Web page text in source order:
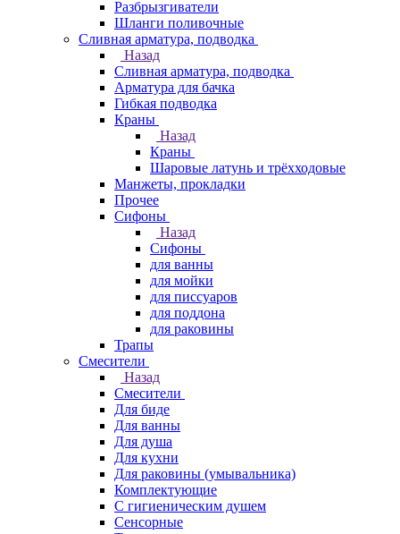
Разбрызгиватели
Шланги поливочные
Сливная арматура, подводка
Назад
Сливная арматура, подводка
Арматура для бачка
Гибкая подводка
Краны
Назад
Краны
Шаровые латунь и трёхходовые
Манжеты, прокладки
Прочее
Сифоны
Назад
Сифоны
для ванны
для мойки
для писсуаров
для поддона
для раковины
Трапы
Смесители
Назад
Смесители
Для биде
Для ванны
Для душа
Для кухни
Для раковины (умывальника)
Комплектующие
С гигиеническим душем
Сенсорные